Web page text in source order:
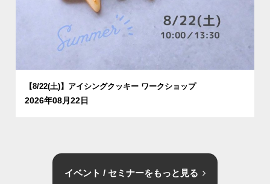
【8/22(土)】アイシングクッキー ワークショップ
2026年08月22日
イベント / セミナーをもっと見る